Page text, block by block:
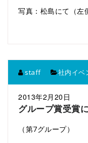
写真：松島にて（左
staff 社内イベ
2013年2月20日
グループ賞受賞
（第7グループ）